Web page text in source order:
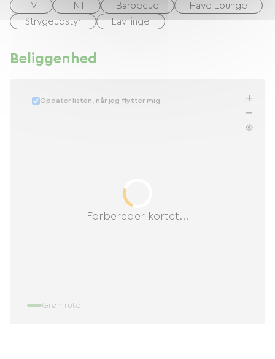
TV
TNT Barbecue
Have Lounge
Strygeudstyr
Lav linge
Beliggenhed
Forbereder kortet...
Opdater listen, når jeg flytter mig
Grøn rute